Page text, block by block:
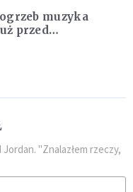
muzyka
przed
Powodem była
"Znalazłem rzeczy,